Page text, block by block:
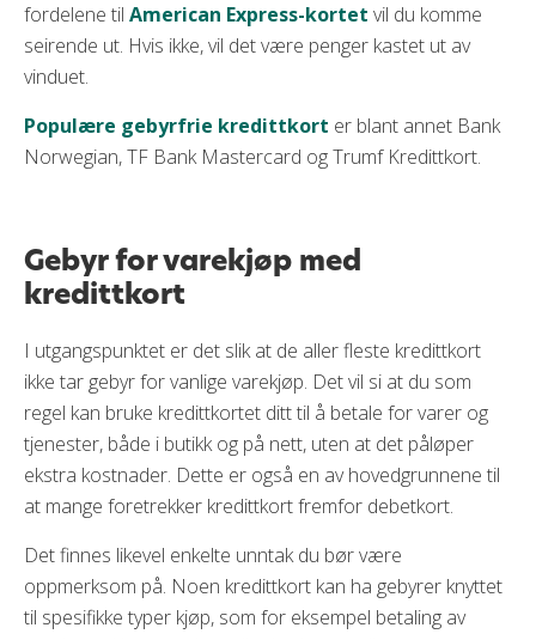
fordelene til American Express-kortet vil du komme
seirende ut. Hvis ikke, vil det være penger kastet ut av
vinduet.
Populære gebyrfrie kredittkort er blant annet Bank
Norwegian, TF Bank Mastercard og Trumf Kredittkort.
Gebyr for varekjøp med
kredittkort
I utgangspunktet er det slik at de aller fleste kredittkort
ikke tar gebyr for vanlige varekjøp. Det vil si at du som
regel kan bruke kredittkortet ditt til å betale for varer og
tjenester, både i butikk og på nett, uten at det påløper
ekstra kostnader. Dette er også en av hovedgrunnene til
at mange foretrekker kredittkort fremfor debetkort.
Det finnes likevel enkelte unntak du bør være
oppmerksom på. Noen kredittkort kan ha gebyrer knyttet
til spesifikke typer kjøp, som for eksempel betaling av